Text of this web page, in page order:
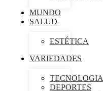
MUNDO
SALUD
ESTÉTICA
VARIEDADES
TECNOLOGIA
DEPORTES